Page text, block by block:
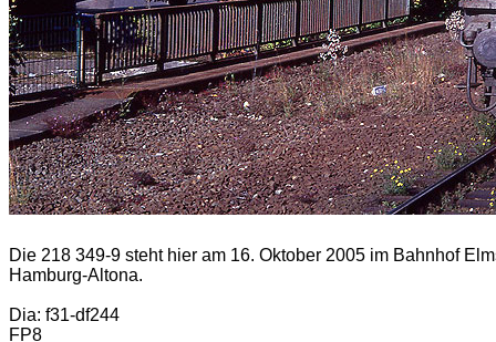
Die 218 349-9 steht hier am 16. Oktober 2005 im Bahnhof
Hamburg-Altona.
Dia: f31-df244
FP8